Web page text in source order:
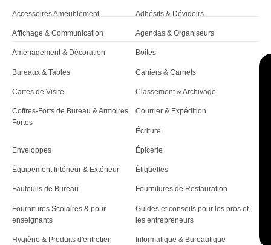
r
t
i
c
l
e
Accessoires Ameublement Adhésifs & Dévidoirs
Affichage & Communication Agendas & Organiseurs
Aménagement & Décoration Boites
Bureaux & Tables Cahiers & Carnets
Cartes de Visite Classement & Archivage
Coffres-Forts de Bureau & Armoires
Fortes
Courrier & Expédition
Écriture
Enveloppes Épicerie
Équipement Intérieur & Extérieur Étiquettes
Fauteuils de Bureau Fournitures de Restauration
Fournitures Scolaires & pour
enseignants
Guides et conseils pour les pros et
les entrepreneurs
Hygiène & Produits d'entretien Informatique & Bureautique